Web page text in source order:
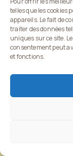
telles que les cookies
appareils. Le fait de
traiter des données
uniques sur ce site.
consentement peut
et fonctions.
Politique